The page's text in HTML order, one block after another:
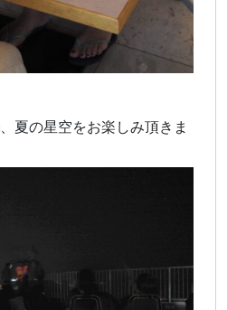
夏の星空をお楽しみ頂きま